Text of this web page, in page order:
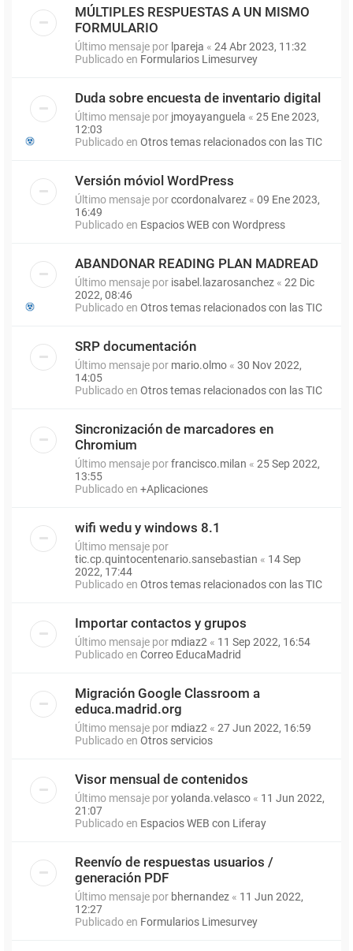
MÚLTIPLES RESPUESTAS A UN MISMO
FORMULARIO
Último mensaje por lpareja « 24 Abr 2023, 11:32
Publicado en Formularios Limesurvey
Duda sobre encuesta de inventario digital
Último mensaje por jmoyayanguela « 25 Ene 2023,
12:03
Publicado en Otros temas relacionados con las TIC
Versión móviol WordPress
Último mensaje porccordonalvarez « 09 Ene 2023,
16:49
Publicado en Espacios WEB con Wordpress
ABANDONAR READING PLAN MADREAD
Último mensaje por isabel.lazarosanchez « 22 Dic
2022, 08:46
Publicado en Otros temas relacionados con las TIC
SRP documentación
Último mensaje por mario.olmo « 30 Nov 2022,
14:05
Publicado en Otros temas relacionados con las TIC
Sincronización de marcadores en
Chromium
Último mensaje porfrancisco.milan « 25 Sep 2022,
13:55
Publicado en +Aplicaciones
wifi wedu y windows 8.1
Último mensaje por
tic.cp.quintocentenario.sansebastian « 14 Sep
2022, 17:44
Publicado en Otros temas relacionados con las TIC
Importar contactos y grupos
Último mensaje por mdiaz2 « 11 Sep 2022, 16:54
Publicado en Correo EducaMadrid
Migración Google Classroom a
educa.madrid.org
Último mensaje por mdiaz2 « 27 Jun 2022, 16:59
Publicado en Otros servicios
Visor mensual de contenidos
Último mensaje poryolanda.velasco « 11 Jun 2022,
21:07
Publicado en Espacios WEB con Liferay
Reenvío de respuestas usuarios /
generación PDF
Último mensaje por bhernandez « 11 Jun 2022,
12:27
Publicado en Formularios Limesurvey